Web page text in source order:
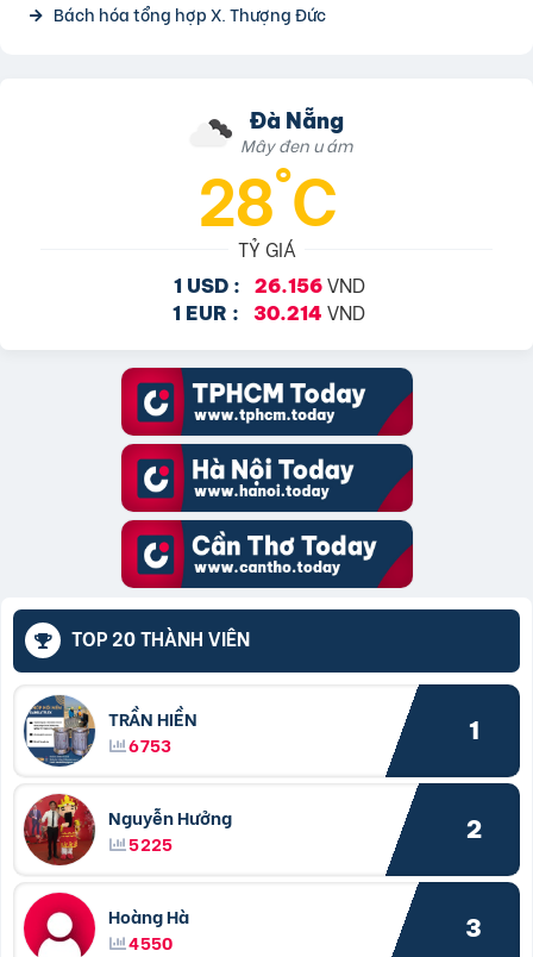
Bách hóa tổng hợp X. Thượng Đức
Đà Nẵng
Mây đen u ám
28°C
TỶ GIÁ
1 USD : 26.156VND
1 EUR : 30.214 VND
TOP 20 THÀNH VIÊN
TRẦN HIỀN
6753
1
Nguyễn Hưởng
5225
2
Hoàng Hà
4550
3